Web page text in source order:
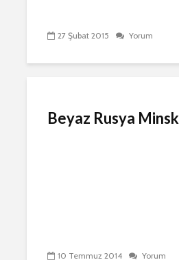
27 Şubat 2015 Yorum
Beyaz Rusya Minsk
10 Temmuz 2014 Yorum